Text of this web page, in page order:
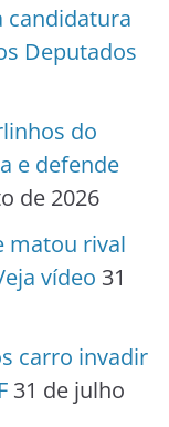
candidatura
Deputados
do
e defende
de 2026
matou rival
vídeo 31
carro invadir
31 de julho